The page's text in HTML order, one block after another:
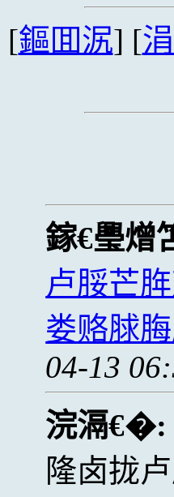
[鏂囬泦] [
鎵€璺熷
卢脮芒
娄赂脙
04-13
浣滆€�:
隆卤拢